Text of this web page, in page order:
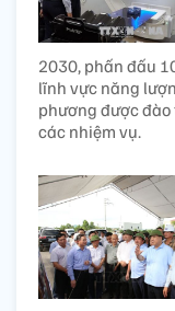
2030, phấn đấu
lĩnh vực năng
phương được
các nhiệm vụ.